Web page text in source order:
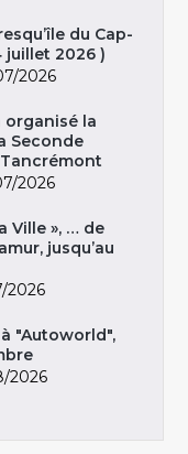
du Cap-
juillet 2026 )
2026
organisé la
Seconde
2026
Ville », … de
jusqu’au
2026
"Autoworld",
2026